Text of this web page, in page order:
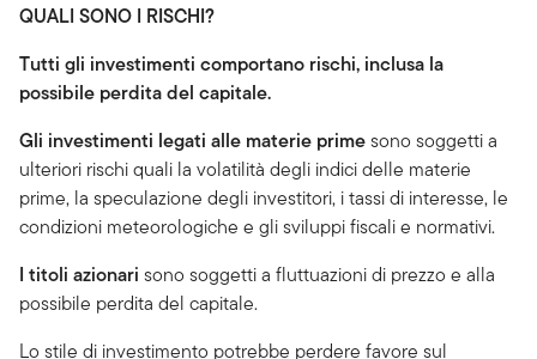
QUALI SONO I RISCHI?
Tutti gli investimenti comportano rischi, inclusa la
possibile perdita del capitale.
Gli investimenti legati alle materie primesono soggetti a
ulteriori rischi quali la volatilità degli indici delle materie
prime, la speculazione degli investitori, i tassi di interesse, le
condizioni meteorologiche e gli sviluppi fiscali e normativi.
I titoli azionari sono soggetti a fluttuazioni di prezzo e alla
possibile perdita del capitale.
Lo stile di investimento potrebbe perdere favore sul